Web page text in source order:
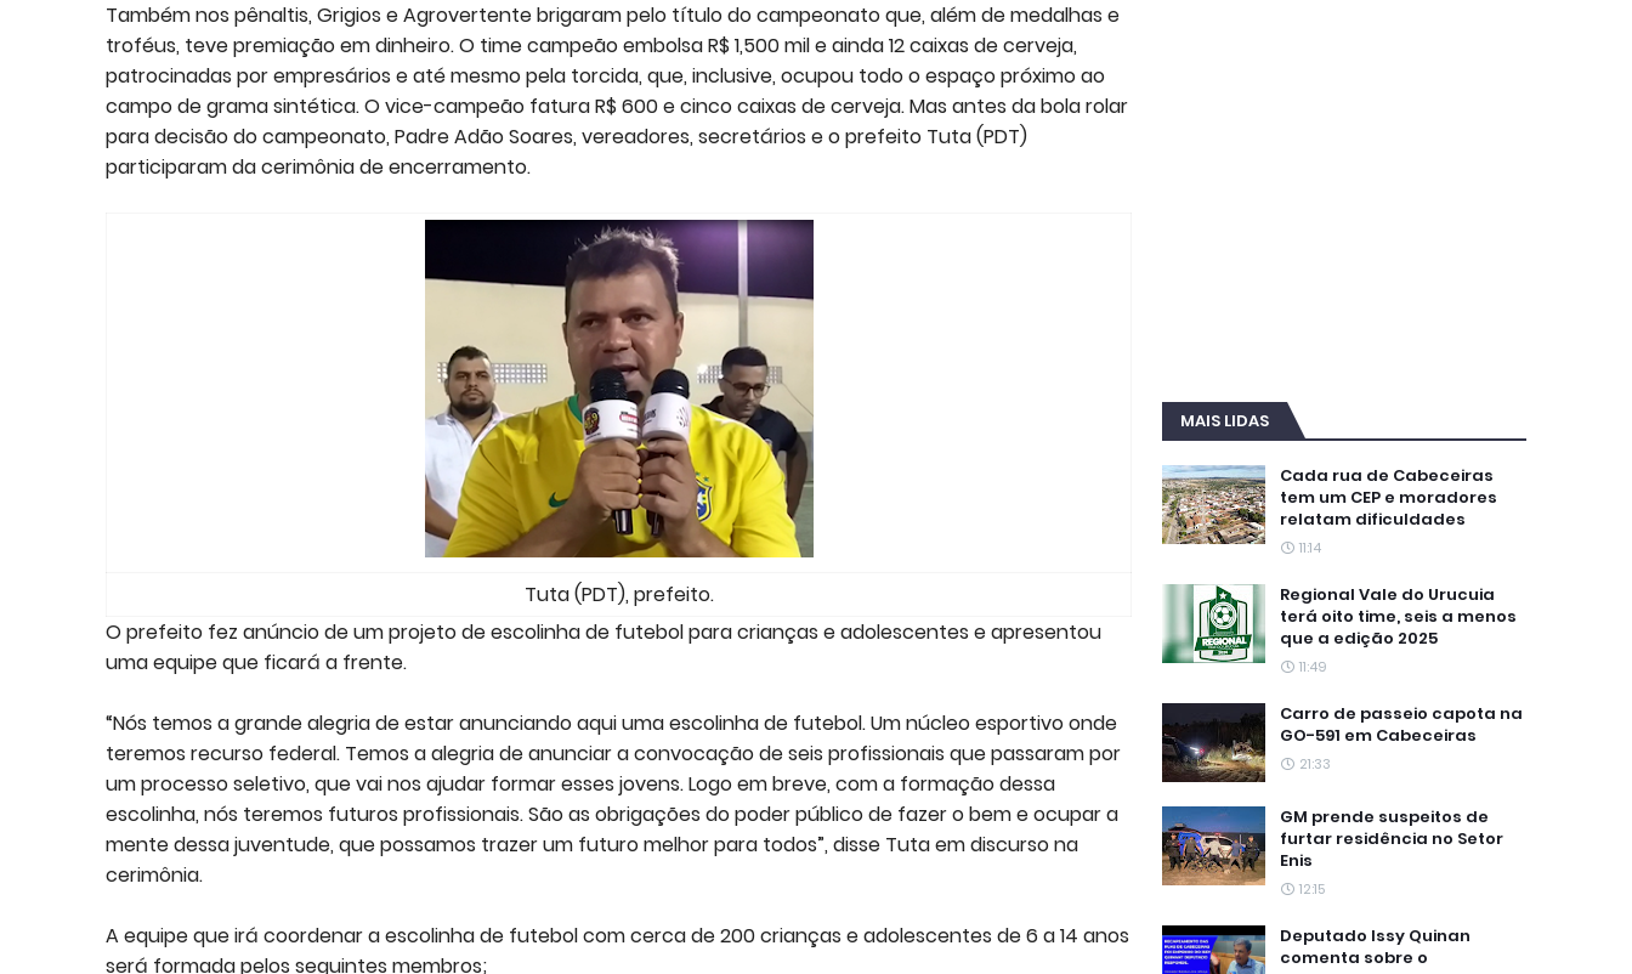
Também nos pênaltis, Grigios e Agrovertente brigaram pelo título do campeonato que, além de medalhas e
troféus, teve premiação em dinheiro. O time campeão embolsa R$ 1,500 mil e ainda 12 caixas de cerveja,
patrocinadas por empresários e até mesmo pela torcida, que, inclusive, ocupou todo o espaço próximo ao
campo de grama sintética. O vice-campeão fatura R$ 600 e cinco caixas de cerveja. Mas antes da bola rolar
para decisão do campeonato, Padre Adão Soares, vereadores, secretários e o prefeito Tuta (PDT)
participaram da cerimônia de encerramento.
Tuta (PDT), prefeito.
O prefeito fez anúncio de um projeto de escolinha de futebol para crianças e adolescentes e apresentou
uma equipe que ficará a frente.
“Nós temos a grande alegria de estar anunciando aqui uma escolinha de futebol. Um núcleo esportivo onde
teremos recurso federal. Temos a alegria de anunciar a convocação de seis profissionais que passaram por
um processo seletivo, que vai nos ajudar formar esses jovens. Logo em breve, com a formação dessa
escolinha, nós teremos futuros profissionais. São as obrigações do poder público de fazer o bem e ocupar a
mente dessa juventude, que possamos trazer um futuro melhor para todos”, disse Tuta em discurso na
cerimônia.
A equipe que irá coordenar a escolinha de futebol com cerca de 200 crianças e adolescentes de 6 a 14 anos
será formada pelos seguintes membros;
MAIS LIDAS
Cada rua de Cabeceiras
tem um CEP e moradores
relatam dificuldades
11:14
Regional Vale do Urucuia
terá oito time, seis a menos
que a edição 2025
11:49
Carro de passeio capota na
GO-591 em Cabeceiras
21:33
GM prende suspeitos de
furtar residência no Setor
Enis
12:15
Deputado Issy Quinan
comenta sobre o